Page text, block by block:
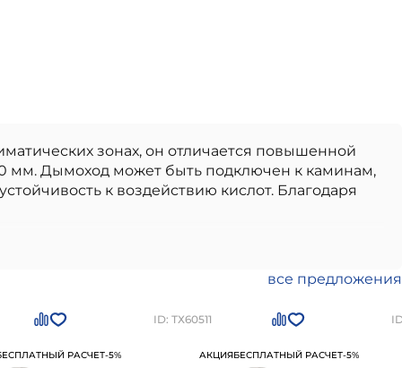
зонах, он отличается повышенной
мм. Дымоход может быть подключен к каминам,
к воздействию кислот. Благодаря
от проверенного производителя,
использовании и монтаже.
113382рублей
Вы можете
все предложения
РАСЧЕТ-5%
ID: ТХ60511
АКЦИЯБЕСПЛАТНЫЙ РАСЧЕТ-5%